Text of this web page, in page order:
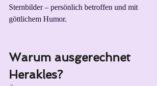
Sternbilder – persönlich betroffen und mit
göttlichem Humor.
Warum ausgerechnet
Herakles?